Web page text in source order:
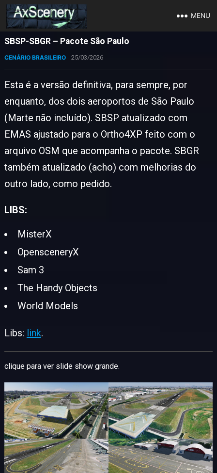
MENU
SBSP-SBGR – Pacote São Paulo
CENÁRIO BRASILEIRO 25/03/2026
Esta é a versão definitiva, para sempre, por
enquanto, dos dois aeroportos de São Paulo
(Marte não incluído). SBSP atualizado com
EMAS ajustado para o Ortho4XP feito com o
arquivo OSM que acompanha o pacote. SBGR
também atualizado (acho) com melhorias do
outro lado, como pedido.
LIBS:
MisterX
OpensceneryX
Sam 3
The Handy Objects
World Models
Libs: link.
clique para ver slide show grande.